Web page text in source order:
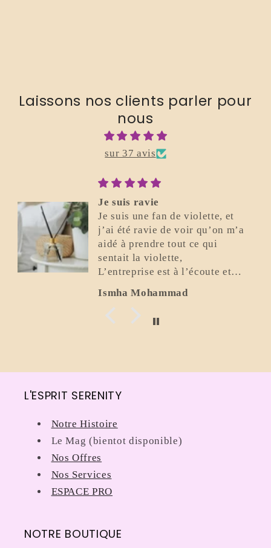
Laissons nos clients parler pour
nous
sur 37 avis
m’a
Parfait
Excellent. Je recommande.
Flavio Bonomo
L'ESPRIT SERENITY
Notre Histoire
Le Mag (bientot disponible)
Nos Offres
Nos Services
ESPACE PRO
NOTRE BOUTIQUE